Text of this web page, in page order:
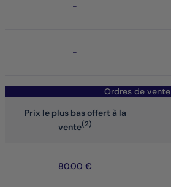
-
-
Ordres de vente
Prix le plus bas offert à la
vente(2)
80.00 €